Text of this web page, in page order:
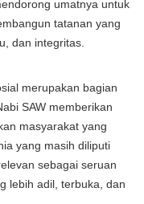
umatnya untuk
tatanan yang
dan integritas.
merupakan bagian
SAW memberikan
masyarakat yang
yang masih diliputi
sebagai seruan
lebih adil, terbuka, dan